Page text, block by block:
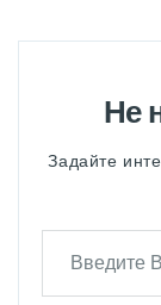
Не
Задайте